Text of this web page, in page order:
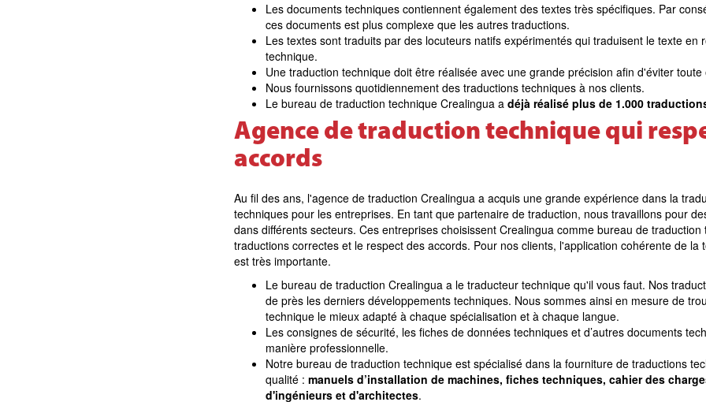
Les documents techniques contiennent également des textes très spécifiques. Par
ces documents est plus complexe que les autres traductions.
Les textes sont traduits par des locuteurs natifs expérimentés qui traduisent le texte en
technique.
Une traduction technique doit être réalisée avec une grande précision afin d'éviter
Nous fournissons quotidiennement des traductions techniques à nos clients.
Le bureau de traduction technique Crealingua a déjà réalisé plus de 1.000
Agence de traduction technique qui
accords
Au fil des ans, l'agence de traduction Crealingua a acquis une grande expérience dans la
techniques pour les entreprises. En tant que partenaire de traduction, nous travaillons pour
dans différents secteurs. Ces entreprises choisissent Crealingua comme bureau de
traductions correctes et le respect des accords. Pour nos clients, l'application cohérente de la
est très importante.
Le bureau de traduction Crealingua a le traducteur technique qu'il vous faut. Nos
de près les derniers développements techniques. Nous sommes ainsi en mesure de
technique le mieux adapté à chaque spécialisation et à chaque langue.
Les consignes de sécurité, les fiches de données techniques et d’autres documents
manière professionnelle.
Notre bureau de traduction technique est spécialisé dans la fourniture de traductions
qualité : manuels d’installation de machines, fiches techniques, cahier des
d'ingénieurs et d'architectes.